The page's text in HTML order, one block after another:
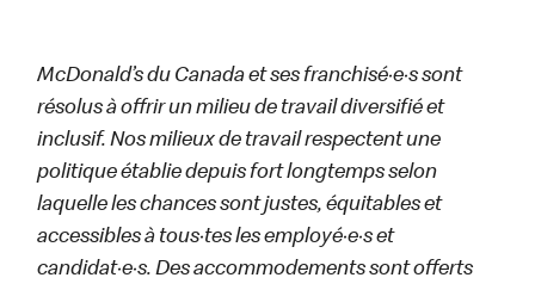
McDonald’s du Canada et ses franchisé·e·s sont
résolus à offrir un milieu de travail diversifié et
inclusif. Nos milieux de travail respectent une
politique établie depuis fort longtemps selon
laquelle les chances sont justes, équitables et
accessibles à tous·tes les employé·e·s et
candidat·e·s. Des accommodements sont offerts